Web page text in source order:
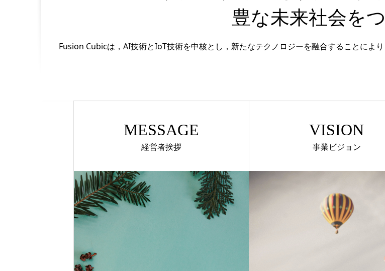
豊な未来社会をつ
Fusion Cubicは，AI技術とIoT技術を中核とし，新たなテクノロジーを融合することによ
MESSAGE
経営者挨拶
VISION
事業ビジョン